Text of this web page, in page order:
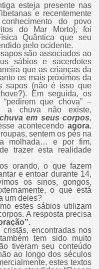
esteja presente nas
e recentemente
do povo
do Mar Morto), foi
Quântica que seu
pelo ocidente.
são associados ao
sábios e sacerdotes
que as crianças da
os mais próximos da
sapos (não é isso que
Em seguida, os
que chova” –
a chuva não existe,
em seus corpos,
acontecendoagora.
sentem os pés na
molhada… e por fim,
trazer esta realidade
orando, o que fazem
e entoar durante 14,
os sinos, gongos,
o que está
um deles?
estes sábios utilizam
A resposta precisa
encontradas nos
tem sido muito
tiveram seu conteúdo
ao longo dos séculos
estes textos